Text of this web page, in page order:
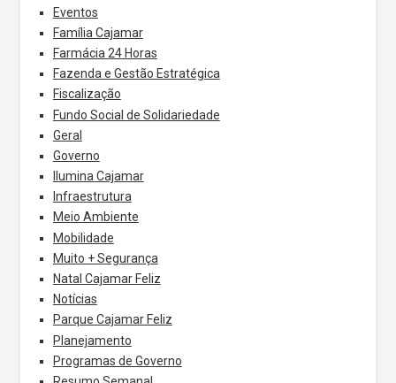
Eventos
Família Cajamar
Farmácia 24 Horas
Fazenda e Gestão Estratégica
Fiscalização
Fundo Social de Solidariedade
Geral
Governo
Ilumina Cajamar
Infraestrutura
Meio Ambiente
Mobilidade
Muito + Segurança
Natal Cajamar Feliz
Notícias
Parque Cajamar Feliz
Planejamento
Programas de Governo